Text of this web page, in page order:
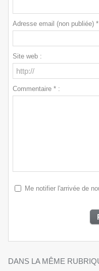
Adresse email (non publiée)
Site web :
Commentaire * :
Me notifier l'arrivée de
DANS LA MÊME